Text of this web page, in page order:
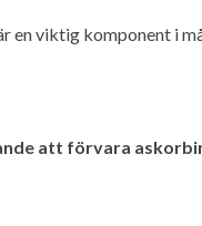
en viktig komponent i
att förvara